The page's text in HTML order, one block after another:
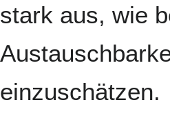
stark aus, wie
einzuschätzen.